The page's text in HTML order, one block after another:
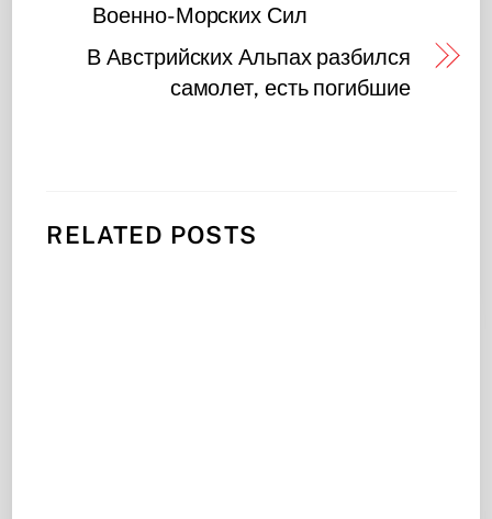
Военно-Морских Сил
В Австрийских Альпах разбился
самолет, есть погибшие
RELATED POSTS